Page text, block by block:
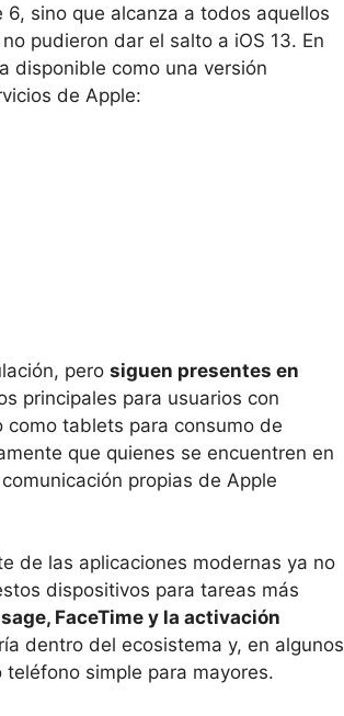
sino que alcanza a todos aquellos
pudieron dar el salto a iOS 13. En
disponible como una versión
de Apple:
pero siguen presentes en
principales para usuarios con
tablets para consumo de
que quienes se encuentren en
propias de Apple
de las aplicaciones modernas ya no
dispositivos para tareas más
FaceTime y la activación
dentro del ecosistema y, en algunos
simple para mayores.